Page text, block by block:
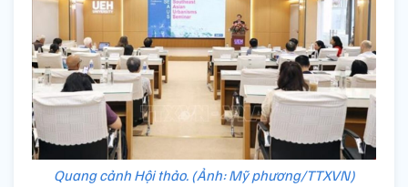
Quang cảnh Hội thảo. (Ảnh: Mỹ phương/TTXVN)